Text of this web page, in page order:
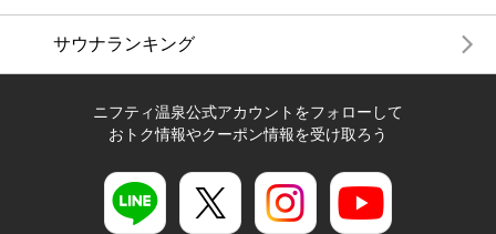
サウナランキング
ニフティ温泉公式アカウントをフォローして
おトク情報やクーポン情報を受け取ろう